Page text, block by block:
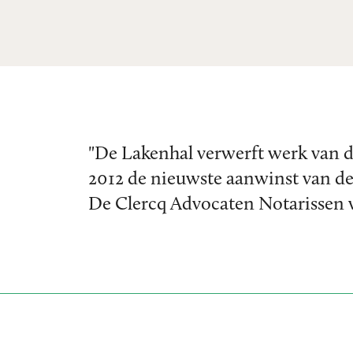
"De Lakenhal verwerft werk van
2012 de nieuwste aanwinst van
De Clercq Advocaten Notarissen